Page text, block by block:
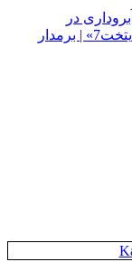
در
خواستگاری دست گذاشته دقیقا مثل «پایتخت7» | برمدار